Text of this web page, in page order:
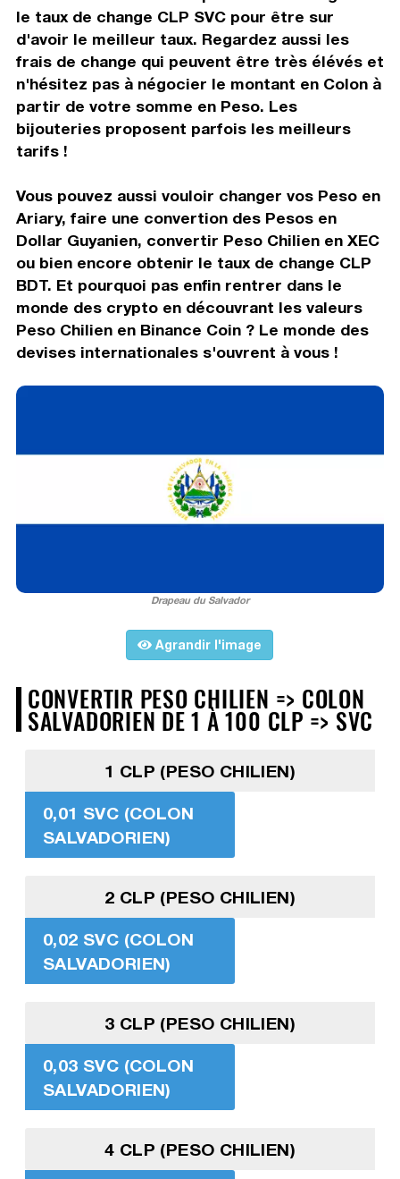
le taux de change CLP SVC pour être sur
d'avoir le meilleur taux. Regardez aussi les
frais de change qui peuvent être très élévés et
n'hésitez pas à négocier le montant en Colon à
partir de votre somme en Peso. Les
bijouteries proposent parfois les meilleurs
tarifs !
Vous pouvez aussi vouloir changer vos Peso en
Ariary, faire une convertion des Pesos en
Dollar Guyanien, convertir Peso Chilien en XEC
ou bien encore obtenir le taux de change CLP
BDT. Et pourquoi pas enfin rentrer dans le
monde des crypto en découvrant les valeurs
Peso Chilien en Binance Coin ? Le monde des
devises internationales s'ouvrent à vous !
Drapeau du Salvador
Agrandir l'image
CONVERTIR PESO CHILIEN => COLON
SALVADORIEN DE 1 À 100 CLP => SVC
1 CLP (PESO CHILIEN)
0,01 SVC (COLON
SALVADORIEN)
2 CLP (PESO CHILIEN)
0,02 SVC (COLON
SALVADORIEN)
3 CLP (PESO CHILIEN)
0,03 SVC (COLON
SALVADORIEN)
4 CLP (PESO CHILIEN)